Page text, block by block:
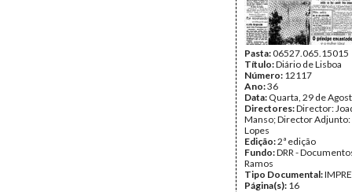
Pasta:06527.065.15015
Título:Diário de Lisboa
Número: 12117
Ano:36
Data: Quarta, 29 de
Directores:Director:
Manso; Director
Lopes
Edição:2ª edição
Fundo:DRR -
Ramos
Tipo Documental:
Página(s): 16